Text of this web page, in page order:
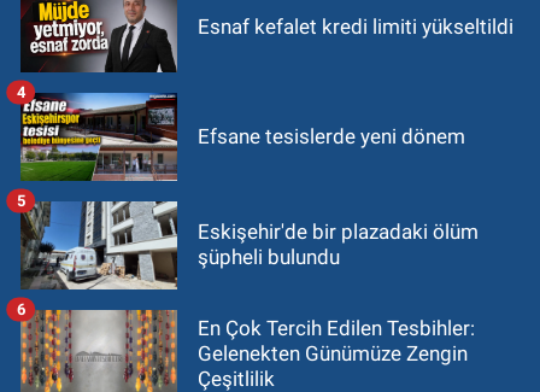
Esnaf kefalet kredi limiti yükseltildi
Efsane tesislerde yeni dönem
4
Eskişehir'de bir plazadaki ölüm
şüpheli bulundu
5
En Çok Tercih Edilen Tesbihler:
Gelenekten Günümüze Zengin
Çeşitlilik
6